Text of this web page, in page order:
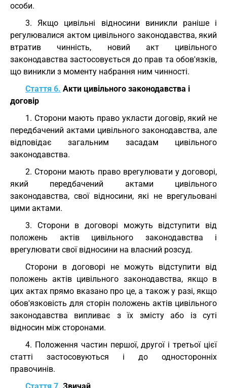
особи.
3. Якщо цивільні відносини виникли раніше і
регулювалися актом цивільного законодавства, який
втратив чинність, новий акт цивільного
законодавства застосовується до прав та обов'язків,
що виникли з моменту набрання ним чинності.
Стаття 6. Акти цивільного законодавства і
договір
1. Сторони мають право укласти договір, який не
передбачений актами цивільного законодавства, але
відповідає загальним засадам цивільного
законодавства.
2. Сторони мають право врегулювати у договорі,
який передбачений актами цивільного
законодавства, свої відносини, які не врегульовані
цими актами.
3. Сторони в договорі можуть відступити від
положень актів цивільного законодавства і
врегулювати свої відносини на власний розсуд.
Сторони в договорі не можуть відступити від
положень актів цивільного законодавства, якщо в
цих актах прямо вказано про це, а також у разі, якщо
обов'язковість для сторін положень актів цивільного
законодавства випливає з їх змісту або із суті
відносин між сторонами.
4. Положення частин першої, другої і третьої цієї
статті застосовуються і до односторонніх
правочинів.